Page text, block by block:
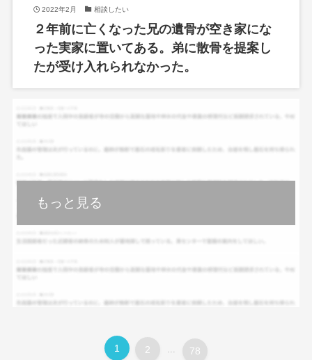
2022年2月 相談したい
２年前に亡くなった兄の遺骨が空き家にな
った実家に置いてある。弟に散骨を提案し
たが受け入れられなかった。
もっと見る
1 2 ... 78